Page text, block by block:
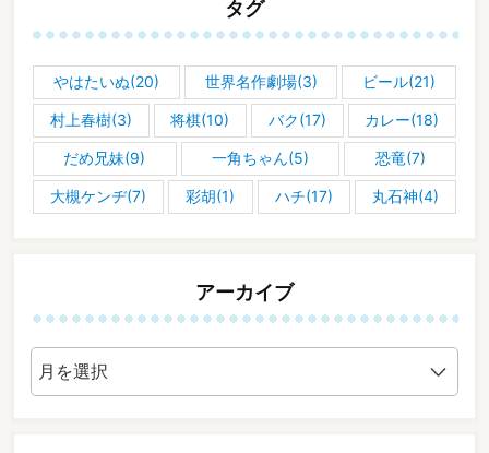
タグ
やはたいぬ(20) 世界名作劇場(3) ビール(21)
村上春樹(3) 将棋(10) バク(17) カレー(18)
だめ兄妹(9) 一角ちゃん(5) 恐竜(7)
大槻ケンヂ(7) 彩胡(1) ハチ(17) 丸石神(4)
アーカイブ
ア
ー
カ